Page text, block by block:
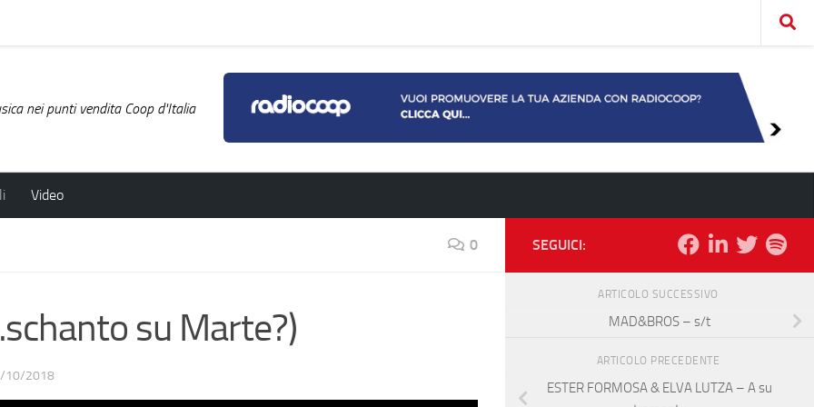
nei punti vendita Coop d'Italia
Video
0
su Marte?)
10/2018
SEGUICI:
ARTICOLO SUCCESSIVO
MAD&BROS – s/t
ARTICOLO PRECEDENTE
ESTER FORMOSA & ELVA LUTZA – A su